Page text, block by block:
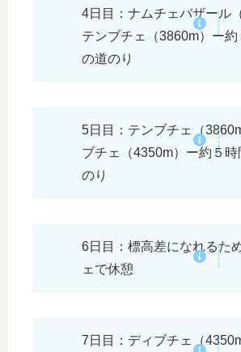
4日目：ナムチェバザール
テンブチェ（3860m）ー
の道のり
5日目：テンブチェ（
ブチェ（4350m）ー約５
のり
6日目：標高差になれるた
ェで休憩
7日目：ディブチェ（